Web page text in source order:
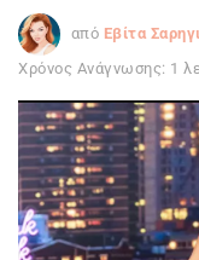
από Εβίτα
Χρόνος Ανάγνωσης: 1